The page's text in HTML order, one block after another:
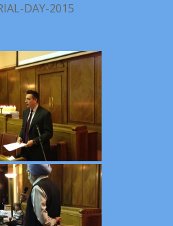
DAY-2015